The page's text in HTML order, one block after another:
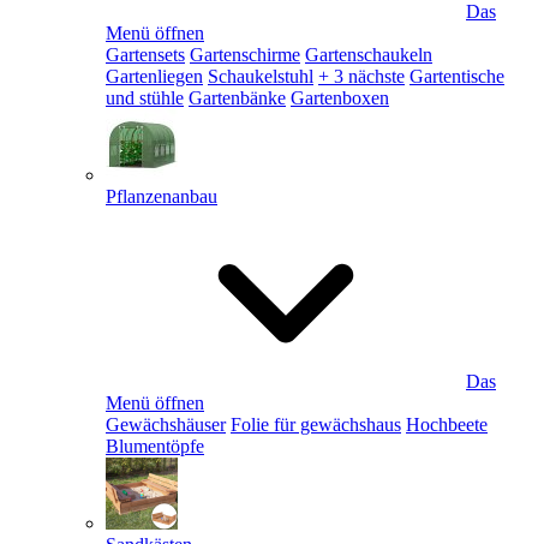
Das
Menü öffnen
Gartensets Gartenschirme Gartenschaukeln
Gartenliegen Schaukelstuhl + 3 nächste Gartentische
und stühle Gartenbänke Gartenboxen
Pflanzenanbau
Das
Menü öffnen
Gewächshäuser Folie für gewächshaus Hochbeete
Blumentöpfe